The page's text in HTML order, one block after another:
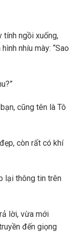
tính ngồi xuống,
nhíu mày: “Sao
cũng tên là Tô
còn rất có khí
lại thông tin trên
lời, vừa mới
đến giọng